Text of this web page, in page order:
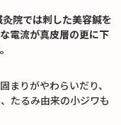
院では刺した美容鍼を
電流が真皮層の更に下
まりがやわらいだり、
たるみ由来の小ジワも